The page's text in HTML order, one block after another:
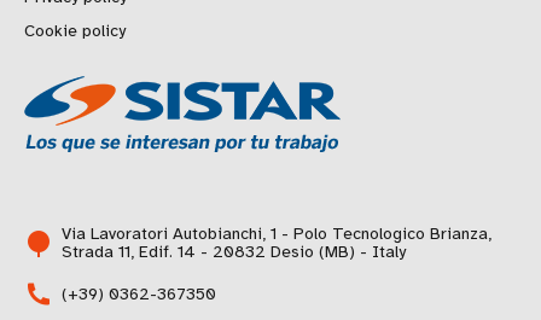
Cookie policy
Via Lavoratori Autobianchi, 1 - Polo Tecnologico Brianza,
Strada 11, Edif. 14 - 20832 Desio (MB) - Italy
(+39) 0362-367350